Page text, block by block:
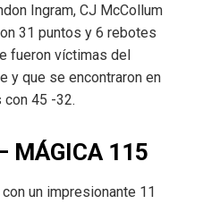
Ingram, CJ McCollum
31 puntos y 6 rebotes
fueron víctimas del
y que se encontraron en
con 45 -32.
MÁGICA 115
un impresionante 11